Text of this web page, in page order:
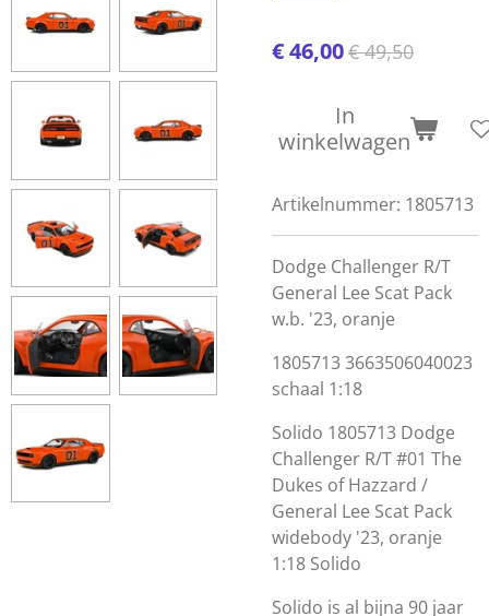
€ 46,00€ 49,50
In
winkelwagen
Artikelnummer: 1805713
Dodge Challenger R/T
General Lee Scat Pack
w.b. '23, oranje
18057133663506040023
schaal 1:18
Solido 1805713 Dodge
Challenger R/T #01 The
Dukes of Hazzard /
General Lee Scat Pack
widebody '23, oranje
1:18 Solido
Solido is al bijna 90 jaar